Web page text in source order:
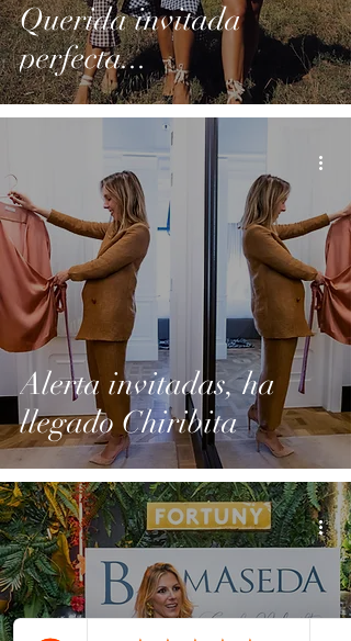
Querida invitada
perfecta...
Alerta invitadas, ha
llegado Chiribita